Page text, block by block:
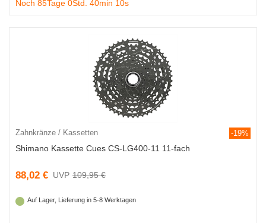
Noch 85Tage 0Std. 40min 9s
Zahnkränze / Kassetten -19%
Shimano Kassette Cues CS-LG400-11 11-fach
88,02 € 109,95 €
Auf Lager, Lieferung in 5-8 Werktagen